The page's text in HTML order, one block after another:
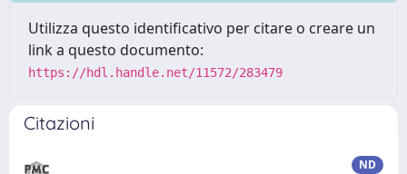
Utilizza questo identificativo per citare o creare un
link a questo documento:
https://hdl.handle.net/11572/283479
Citazioni
ND